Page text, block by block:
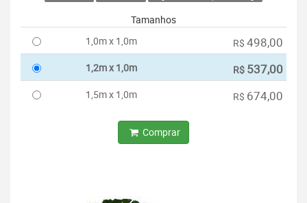
Tamanhos
1,0m x 1,0m
R$ 498,00
1,2m x 1,0m R$ 537,00
1,5m x 1,0m R$ 674,00
Comprar